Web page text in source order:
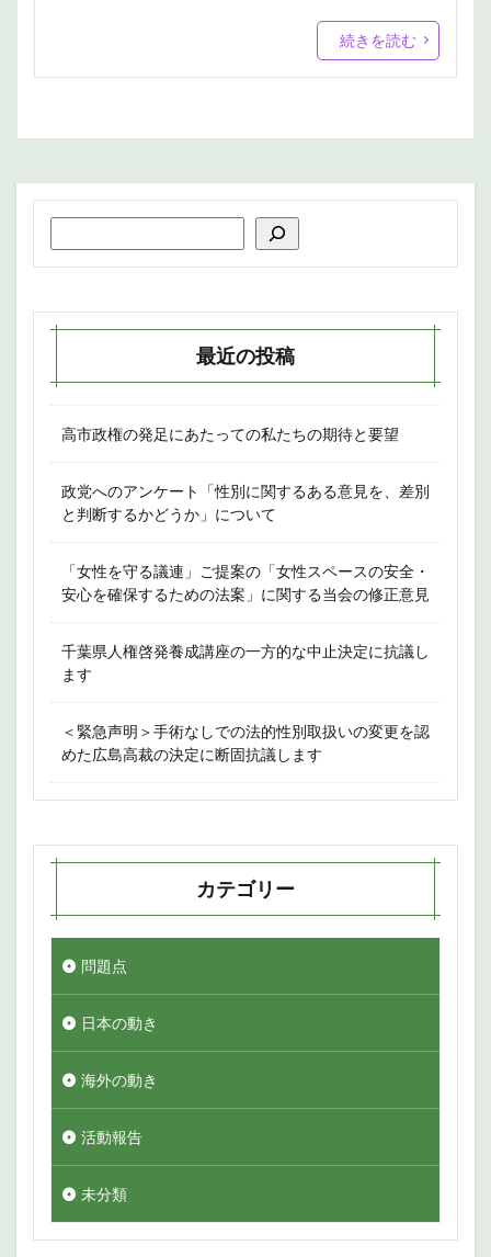
続きを読む
最近の投稿
高市政権の発足にあたっての私たちの期待と要望
政党へのアンケート「性別に関するある意見を、差別
と判断するかどうか」について
「女性を守る議連」ご提案の「女性スペースの安全・
安心を確保するための法案」に関する当会の修正意見
千葉県人権啓発養成講座の一方的な中止決定に抗議し
ます
＜緊急声明＞手術なしでの法的性別取扱いの変更を認
めた広島高裁の決定に断固抗議します
カテゴリー
問題点
日本の動き
海外の動き
活動報告
未分類